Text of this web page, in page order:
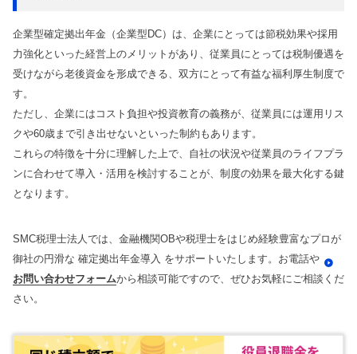
企業型確定拠出年金（企業型DC）は、企業にとっては節税効果や採用
力強化といった経営上のメリットがあり、従業員にとっては税制優遇を
受けながら老後資金を形成できる、双方にとって有益な福利厚生制度で
す。
ただし、企業にはコスト負担や投資教育の義務が、従業員には運用リス
クや60歳まで引き出せないといった制約もあります。
これらの特徴を十分に理解した上で、自社の状況や従業員のライフプラ
ンに合わせて導入・活用を検討することが、制度の効果を最大化する鍵
となります。
SMC税理士法人では、金融機関OBや税理士をはじめ経験豊富なプロが
御社の円滑な 確定拠出年金導入 をサポートいたします。お電話や
お問い合わせフォームから相談可能ですので、ぜひお気軽にご相談くだ
さい。